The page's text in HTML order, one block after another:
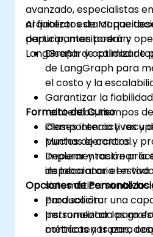
avanzado, especialistas
arquitectos de ML que
depurar, monitorear y
LangGraph de calidad de
Al finalizar esta
participantes podrán:
Diseñar y optimizar
de LangGraph para
el costo y la
Garantizar la
reintentos, tiempos
idempotencia y
puntos de control.
Depurar y rastrear la
inspeccionar el
sistemáticamente
producción.
Instrumentar los
métricas y trazas,
Formato del Curso
Clases interactivas y
Muchas ejercicios y
Implementación
de laboratorio en vivo.
Opciones de
Para solicitar una
personalizada para
contáctenos para